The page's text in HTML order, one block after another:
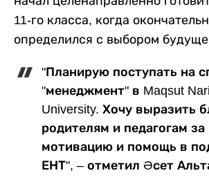
11-го класса, когда
определился с выбором
"Планирую поступать на
"менеджмент" в Maqsut
University. Хочу выразить
родителям и педагогам
мотивацию и помощь в
ЕНТ", – отметил Әсет